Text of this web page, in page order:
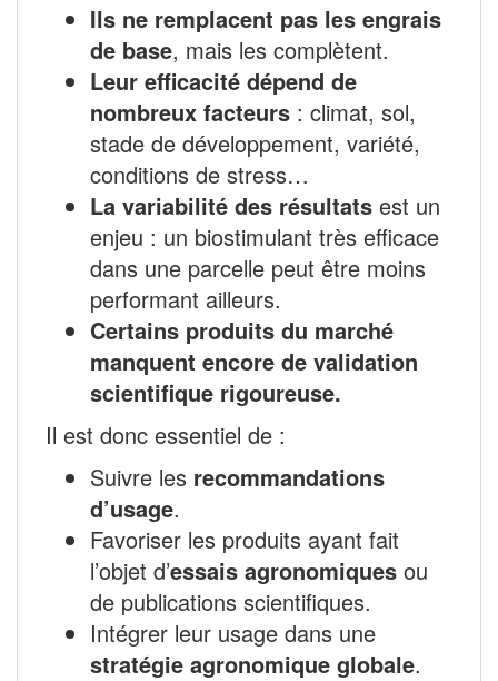
Ils ne remplacent pas les engrais
de base, mais les complètent.
Leur efficacité dépend de
nombreux facteurs : climat, sol,
stade de développement, variété,
conditions de stress…
La variabilité des résultats est un
enjeu : un biostimulant très efficace
dans une parcelle peut être moins
performant ailleurs.
Certains produits du marché
manquent encore de validation
scientifique rigoureuse.
Il est donc essentiel de :
Suivre les recommandations
d’usage.
Favoriser les produits ayant fait
l’objet d’essais agronomiques ou
de publications scientifiques.
Intégrer leur usage dans une
stratégie agronomique globale.